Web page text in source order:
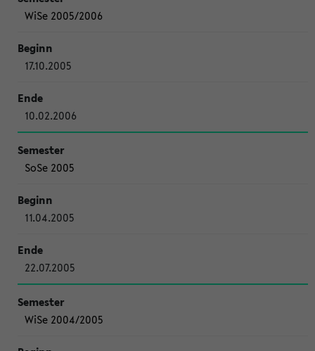
WiSe 2005/2006
17.10.2005
10.02.2006
SoSe 2005
11.04.2005
22.07.2005
WiSe 2004/2005